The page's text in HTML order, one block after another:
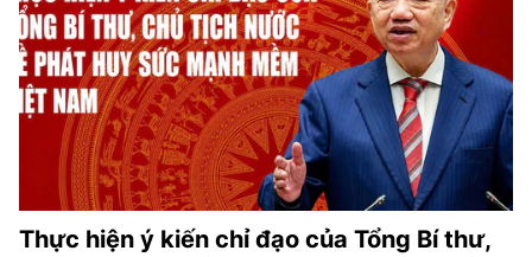
Thực hiện ý kiến chỉ đạo của Tổng Bí thư,